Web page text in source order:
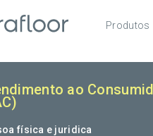
Produtos
ao
física e juridica